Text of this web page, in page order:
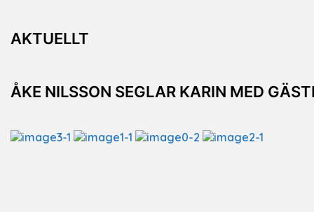
AKTUELLT
ÅKE NILSSON SEGLAR KARIN MED